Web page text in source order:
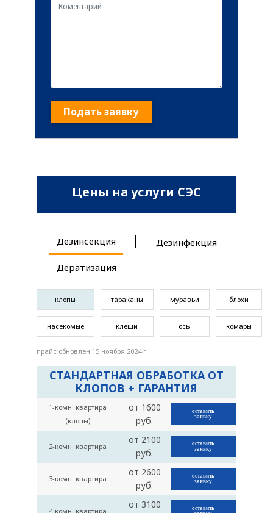
Подать заявку
Цены на услуги СЭС
Дезинсекция Дезинфекция
Дератизация
клопы тараканы муравьи блохи
насекомые клещи осы комары
прайс обновлен 15 ноября 2024 г.
СТАНДАРТНАЯ ОБРАБОТКА ОТ
КЛОПОВ + ГАРАНТИЯ
1-комн. квартира
(клопы)
от 1600
руб.
оставить
заявку
2-комн. квартира
от 2100
руб.
оставить
заявку
3-комн. квартира
от 2600
руб.
оставить
заявку
4-комн. квартира
от 3100
оставить